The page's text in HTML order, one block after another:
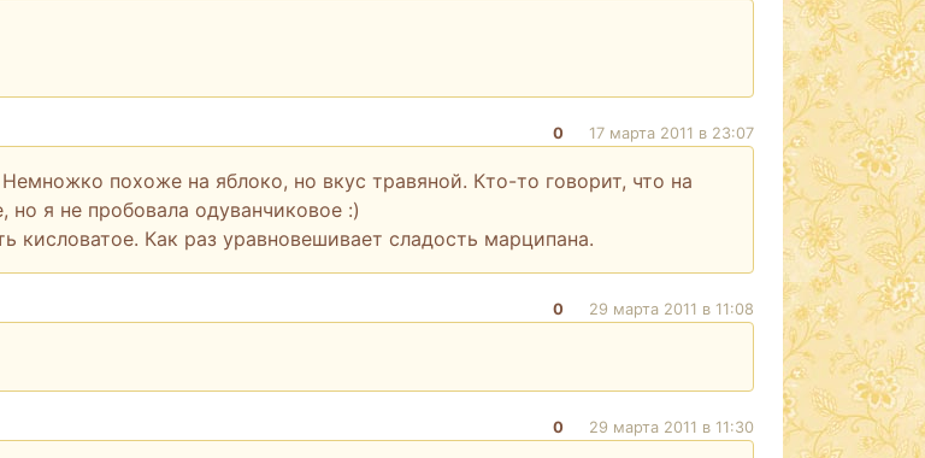
0 17 марта 2011 в 23:07
похоже на яблоко, но вкус травяной. Кто-то говорит, что на
но я не пробовала одуванчиковое :)
кисловатое. Как раз уравновешивает сладость марципана.
0 29 марта 2011 в 11:08
0 29 марта 2011 в 11:30